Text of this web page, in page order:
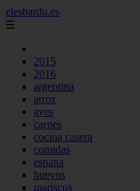
elesbardu.es
☰
2015
2016
argentina
arroz
aves
carnes
cocina casera
comidas
espana
huevos
mariscos